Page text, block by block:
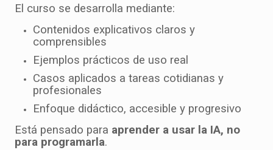
El curso se desarrolla mediante:
Contenidos explicativos claros y
comprensibles
Ejemplos prácticos de uso real
Casos aplicados a tareas cotidianas y
profesionales
Enfoque didáctico, accesible y progresivo
Está pensado para aprender a usar la IA, no
para programarla.